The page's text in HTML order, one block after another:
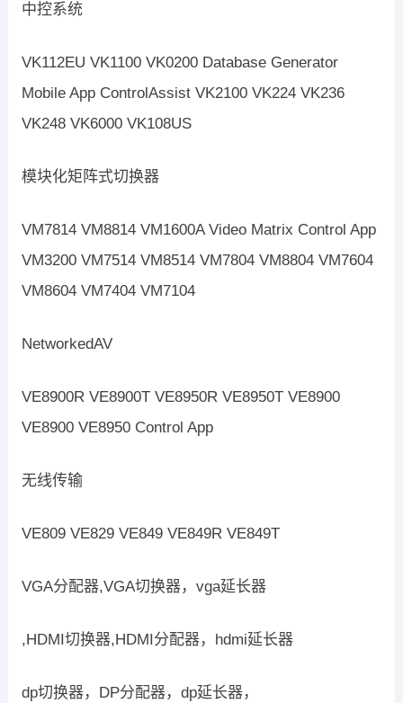
中控系统
VK112EU VK1100 VK0200 Database Generator
Mobile App ControlAssist VK2100 VK224 VK236
VK248 VK6000 VK108US
模块化矩阵式切换器
VM7814 VM8814 VM1600A Video Matrix Control App
VM3200 VM7514 VM8514 VM7804 VM8804 VM7604
VM8604 VM7404 VM7104
NetworkedAV
VE8900R VE8900T VE8950R VE8950T VE8900
VE8900 VE8950 Control App
无线传输
VE809 VE829 VE849 VE849R VE849T
VGA分配器,VGA切换器，vga延长器
,HDMI切换器,HDMI分配器，hdmi延长器
dp切换器，DP分配器，dp延长器，